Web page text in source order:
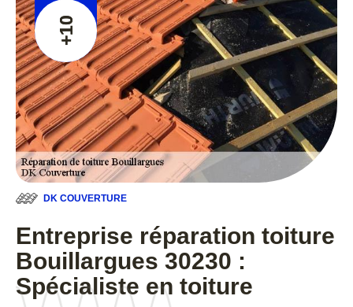
+10
DK COUVERTURE
Entreprise réparation toiture
Bouillargues 30230 :
Spécialiste en toiture